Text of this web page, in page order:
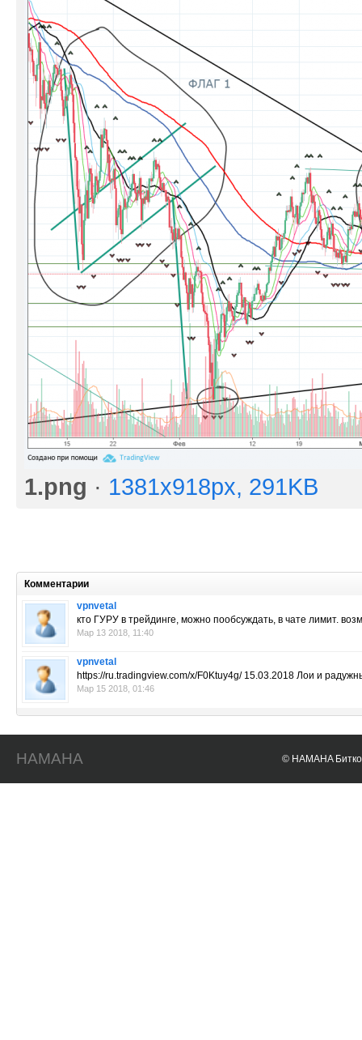
1.png · 1381x918px, 291KB
Комментарии
vpnvetal
кто ГУРУ в трейдинге, можно пообсуждать, в чате лимит.
Мар 13 2018, 11:40
vpnvetal
https://ru.tradingview.com/x/F0Ktuy4g/ 15.03.2018 Лои и
Мар 15 2018, 01:46
HAMAHA © HAMAHA